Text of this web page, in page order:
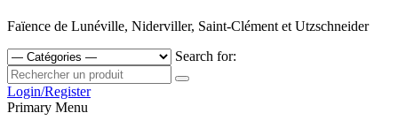
Faïence de Lunéville, Niderviller, Saint-Clément et Utzschneider
Search for:
Login/Register
Primary Menu